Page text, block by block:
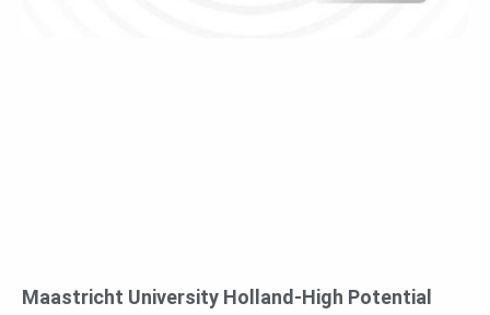
Maastricht University Holland-High Potential